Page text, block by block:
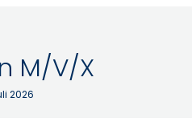
M/V/X
2026